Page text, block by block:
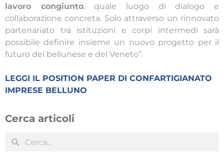
lavoro congiunto, quale luogo di dialogo e
collaborazione concreta. Solo attraverso un rinnovato
partenariato tra istituzioni e corpi intermedi sarà
possibile definire insieme un nuovo progetto per il
futuro del bellunese e del Veneto”.
LEGGI IL POSITION PAPER DI CONFARTIGIANATO
IMPRESE BELLUNO
Cerca articoli